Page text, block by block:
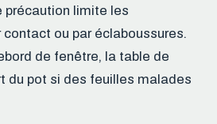
limite les
ou par éclaboussures.
de fenêtre, la table de
du pot si des feuilles malades